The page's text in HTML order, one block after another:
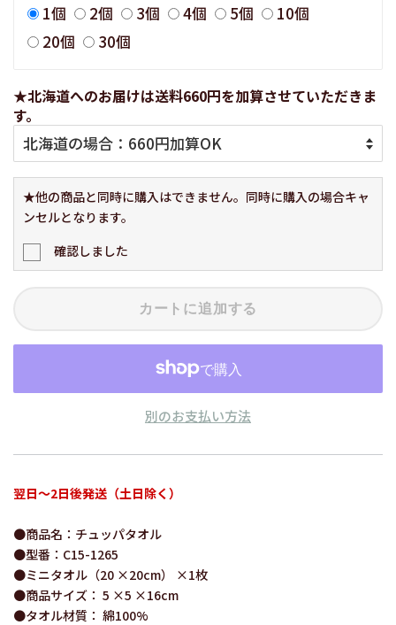
1個
2個 3個 4個 5個
10個
20個
30個
★北海道へのお届けは送料660円を加算させていただきま
す。
★他の商品と同時に購入はできません。同時に購入の場合キャ
ンセルとなります。
確認しました
カートに追加する
別のお支払い方法
翌日～2日後発送（土日除く）
●商品名：チュッパタオル
●型番：C15-1265
●ミニタオル（20 ×20cm） ×1枚
●商品サイズ： 5 ×5 ×16cm
●タオル材質： 綿100%